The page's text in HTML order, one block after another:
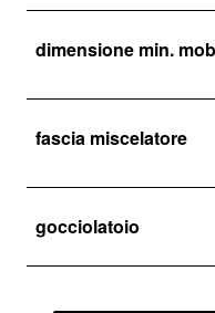
dimensione min.
fascia miscelatore
gocciolatoio